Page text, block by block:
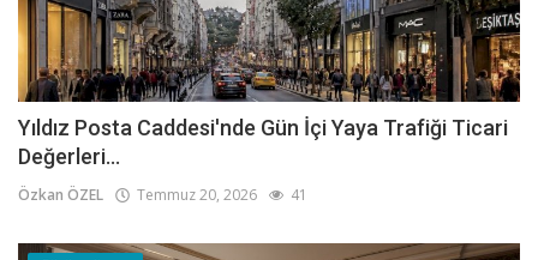
Yıldız Posta Caddesi'nde Gün İçi Yaya Trafiği Ticari
Değerleri...
Özkan ÖZEL Temmuz 20, 2026 41